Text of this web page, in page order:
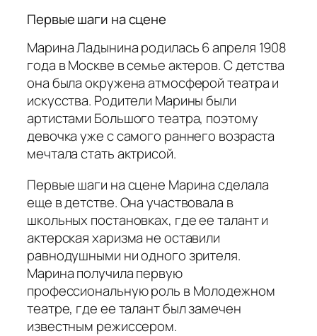
Первые шаги на сцене
Марина Ладынина родилась 6 апреля 1908
года в Москве в семье актеров. С детства
она была окружена атмосферой театра и
искусства. Родители Марины были
артистами Большого театра, поэтому
девочка уже с самого раннего возраста
мечтала стать актрисой.
Первые шаги на сцене Марина сделала
еще в детстве. Она участвовала в
школьных постановках, где ее талант и
актерская харизма не оставили
равнодушными ни одного зрителя.
Марина получила первую
профессиональную роль в Молодежном
театре, где ее талант был замечен
известным режиссером.